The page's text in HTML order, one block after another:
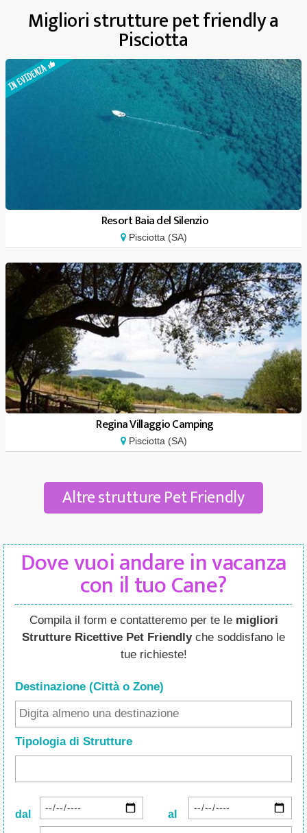
Migliori strutture pet friendly a
Pisciotta
Resort Baia del Silenzio
Pisciotta (SA)
Regina Villaggio Camping
Pisciotta (SA)
Altre strutture Pet Friendly
Dove vuoi andare in vacanza
con il tuo Cane?
Compila il form e contatteremo per te le migliori
Strutture Ricettive Pet Friendlyche soddisfano le
tue richieste!
Destinazione (Città o Zone)
Tipologia di Strutture
dal al